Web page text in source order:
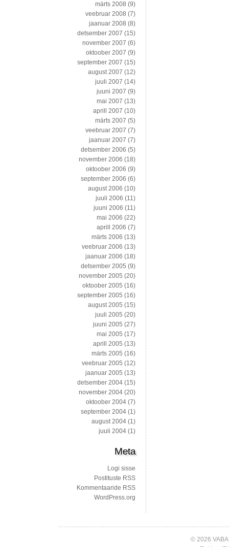
märts 2008 (9)
veebruar 2008 (7)
jaanuar 2008 (8)
detsember 2007 (15)
november 2007 (6)
oktoober 2007 (9)
september 2007 (15)
august 2007 (12)
juuli 2007 (14)
juuni 2007 (9)
mai 2007 (13)
aprill 2007 (10)
märts 2007 (5)
veebruar 2007 (7)
jaanuar 2007 (7)
detsember 2006 (5)
november 2006 (18)
oktoober 2006 (9)
september 2006 (6)
august 2006 (10)
juuli 2006 (11)
juuni 2006 (11)
mai 2006 (22)
aprill 2006 (7)
märts 2006 (13)
veebruar 2006 (13)
jaanuar 2006 (18)
detsember 2005 (9)
november 2005 (20)
oktoober 2005 (16)
september 2005 (16)
august 2005 (15)
juuli 2005 (20)
juuni 2005 (27)
mai 2005 (17)
aprill 2005 (13)
märts 2005 (16)
veebruar 2005 (12)
jaanuar 2005 (13)
detsember 2004 (15)
november 2004 (20)
oktoober 2004 (7)
september 2004 (1)
august 2004 (1)
juuli 2004 (1)
Meta
Logi sisse
Postituste RSS
Kommentaaride RSS
WordPress.org
© 2026